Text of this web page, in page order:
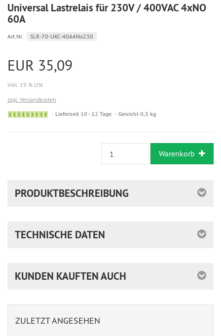
Universal Lastrelais für 230V / 400VAC 4xNO
60A
Art.Nr.: SLR-70-UKC-40A4No230
EUR 35,09
inkl. 19 % USt
zzgl. Versandkosten
Sofort
Lieferzeit 10 - 12 Tage Gewicht 0,5 kg
Warenkorb
PRODUKTBESCHREIBUNG
TECHNISCHE DATEN
KUNDEN KAUFTEN AUCH
ZULETZT ANGESEHEN